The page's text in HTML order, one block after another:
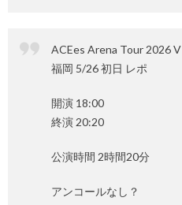
ACEes Arena Tour 2026 V
福岡 5/26 初日 レポ
開演 18:00
終演 20:20
公演時間 2時間20分
アンコールなし？